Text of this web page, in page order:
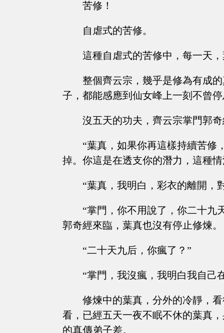
苦修！
自虐式的苦修。
這種自虐式的苦修中，每一天
整個齊云宗，幾乎是修為有成
子，都能感應到仙女峰上一刻不曾
沒五天的功夫，齊云宗掌門郭
“葉真，如果你再這樣持續苦修
掉。你這是在透支你的潛力，這種
“葉真，我明白，彩衣的離開，
“掌門，你不用說了，你二十九
郭奇經來臨，葉真也沒有停止修煉。
“二十天九后，你瘋了？”
“掌門，我沒瘋，我明白我自己
修煉中的葉真，分外的冷靜，
看，已經五天一夜不眠不休的葉真
的真傳弟子差。